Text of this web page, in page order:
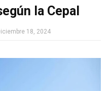
la Cepal
18, 2024